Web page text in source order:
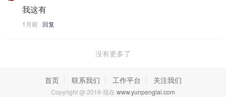
我这有
1月前 · 回复
没有更多了
首页 联系我们 工作平台 关注我们
Copyright @ 2019-现在 www.yunpenglai.com